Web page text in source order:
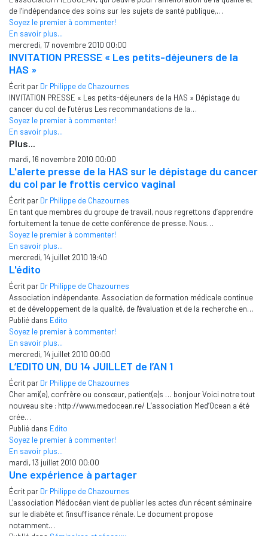
de l’indépendance des soins sur les sujets de santé publique,…
Soyez le premier à commenter!
En savoir plus...
mercredi, 17 novembre 2010 00:00
INVITATION PRESSE « Les petits-déjeuners de la
HAS »
Écrit par Dr Philippe de Chazournes
INVITATION PRESSE « Les petits-déjeuners de la HAS » Dépistage du
cancer du col de l’utérus Les recommandations de la…
Soyez le premier à commenter!
En savoir plus...
Plus...
mardi, 16 novembre 2010 00:00
L'alerte presse de la HAS sur le dépistage du cancer
du col par le frottis cervico vaginal
Écrit par Dr Philippe de Chazournes
En tant que membres du groupe de travail, nous regrettons d’apprendre
fortuitement la tenue de cette conférence de presse. Nous…
Soyez le premier à commenter!
En savoir plus...
mercredi, 14 juillet 2010 19:40
L'édito
Écrit par Dr Philippe de Chazournes
Association indépendante. Association de formation médicale continue
et de développement de la qualité, de l'évaluation et de la recherche en…
Publié dans Edito
Soyez le premier à commenter!
En savoir plus...
mercredi, 14 juillet 2010 00:00
L’EDITO UN, DU 14 JUILLET de l’AN 1
Écrit par Dr Philippe de Chazournes
Cher ami(e), confrère ou consœur, patient(e)s … bonjour Voici notre tout
nouveau site : http://www.medocean.re/ L’association Med’Ocean a été
crée…
Publié dans Edito
Soyez le premier à commenter!
En savoir plus...
mardi, 13 juillet 2010 00:00
Une expérience à partager
Écrit par Dr Philippe de Chazournes
L'association Médocéan vient de publier les actes d'un récent séminaire
sur le diabète et l'insuffisance rénale. Le document propose
notamment…